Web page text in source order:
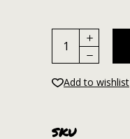
Toastbusters
-
Add to wishlist
SKU